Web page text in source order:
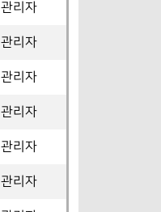
관리자
관리자
관리자
관리자
관리자
관리자